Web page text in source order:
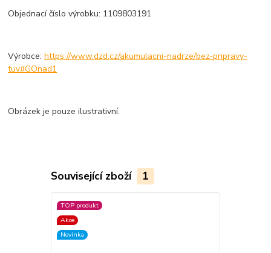
Objednací číslo výrobku: 1109803191
Výrobce:https://www.dzd.cz/akumulacni-nadrze/bez-pripravy-
tuv#GOnad1
Obrázek je pouze ilustrativní.
Související zboží 1
TOP produkt
Akce
Novinka